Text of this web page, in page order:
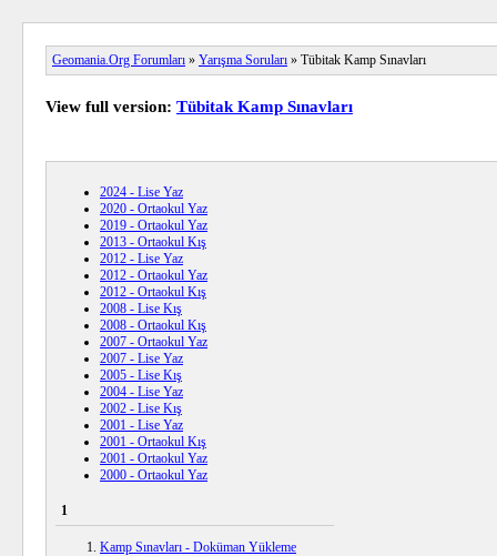
Geomania.Org Forumları » Yarışma Soruları » Tübitak Kamp Sınavları
View full version: Tübitak Kamp Sınavları
2024 - Lise Yaz
2020 - Ortaokul Yaz
2019 - Ortaokul Yaz
2013 - Ortaokul Kış
2012 - Lise Yaz
2012 - Ortaokul Yaz
2012 - Ortaokul Kış
2008 - Lise Kış
2008 - Ortaokul Kış
2007 - Ortaokul Yaz
2007 - Lise Yaz
2005 - Lise Kış
2004 - Lise Yaz
2002 - Lise Kış
2001 - Lise Yaz
2001 - Ortaokul Kış
2001 - Ortaokul Yaz
2000 - Ortaokul Yaz
1
Kamp Sınavları - Doküman Yükleme